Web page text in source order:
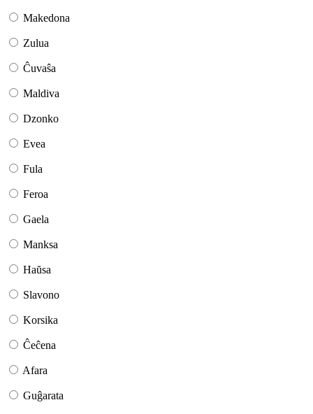
Makedona
Zulua
Ĉuvaŝa
Maldiva
Dzonko
Evea
Fula
Feroa
Gaela
Manksa
Haŭsa
Slavono
Korsika
Ĉeĉena
Afara
Guĝarata